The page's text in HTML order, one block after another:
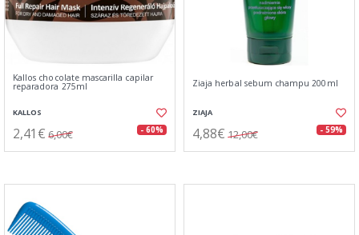
Kallos chocolate mascarilla capilar
reparadora 275ml
KALLOS
2,41€ 6,00€ - 60%
Ziaja herbal sebum champu 200ml
ZIAJA
4,88€ 12,00€ - 59%